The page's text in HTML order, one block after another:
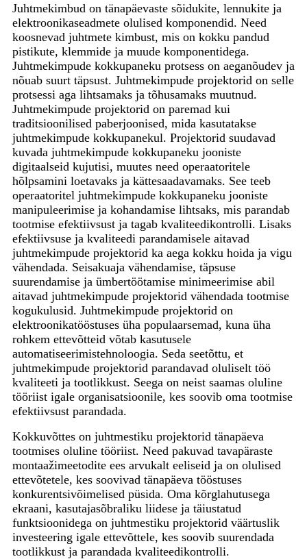
Juhtmekimbud on tänapäevaste sõidukite, lennukite ja
elektroonikaseadmete olulised komponendid. Need
koosnevad juhtmete kimbust, mis on kokku pandud
pistikute, klemmide ja muude komponentidega.
Juhtmekimpude kokkupaneku protsess on aeganõudev ja
nõuab suurt täpsust. Juhtmekimpude projektorid on selle
protsessi aga lihtsamaks ja tõhusamaks muutnud.
Juhtmekimpude projektorid on paremad kui
traditsioonilised paberjoonised, mida kasutatakse
juhtmekimpude kokkupanekul. Projektorid suudavad
kuvada juhtmekimpude kokkupaneku jooniste
digitaalseid kujutisi, muutes need operaatoritele
hõlpsamini loetavaks ja kättesaadavamaks. See teeb
operaatoritel juhtmekimpude kokkupaneku jooniste
manipuleerimise ja kohandamise lihtsaks, mis parandab
tootmise efektiivsust ja tagab kvaliteedikontrolli. Lisaks
efektiivsuse ja kvaliteedi parandamisele aitavad
juhtmekimpude projektorid ka aega kokku hoida ja vigu
vähendada. Seisakuaja vähendamise, täpsuse
suurendamise ja ümbertöötamise minimeerimise abil
aitavad juhtmekimpude projektorid vähendada tootmise
kogukulusid. Juhtmekimpude projektorid on
elektroonikatööstuses üha populaarsemad, kuna üha
rohkem ettevõtteid võtab kasutusele
automatiseerimistehnoloogia. Seda seetõttu, et
juhtmekimpude projektorid parandavad oluliselt töö
kvaliteeti ja tootlikkust. Seega on neist saamas oluline
tööriist igale organisatsioonile, kes soovib oma tootmise
efektiivsust parandada.
Kokkuvõttes on juhtmestiku projektorid tänapäeva
tootmises oluline tööriist. Need pakuvad tavapäraste
montaažimeetodite ees arvukalt eeliseid ja on olulised
ettevõtetele, kes soovivad tänapäeva tööstuses
konkurentsivõimelised püsida. Oma kõrglahutusega
ekraani, kasutajasõbraliku liidese ja täiustatud
funktsioonidega on juhtmestiku projektorid väärtuslik
investeering igale ettevõttele, kes soovib suurendada
tootlikkust ja parandada kvaliteedikontrolli.